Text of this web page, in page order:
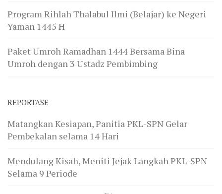
Program Rihlah Thalabul Ilmi (Belajar) ke Negeri
Yaman 1445 H
Paket Umroh Ramadhan 1444 Bersama Bina
Umroh dengan 3 Ustadz Pembimbing
REPORTASE
Matangkan Kesiapan, Panitia PKL-SPN Gelar
Pembekalan selama 14 Hari
Mendulang Kisah, Meniti Jejak Langkah PKL-SPN
Selama 9 Periode